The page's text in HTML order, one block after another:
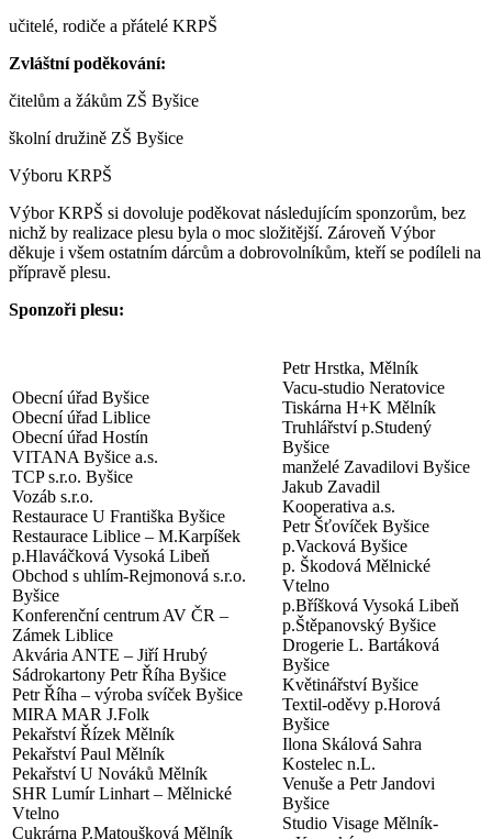
učitelé, rodiče a přátelé KRPŠ
Zvláštní poděkování:
čitelům a žákům ZŠ Byšice
školní družině ZŠ Byšice
Výboru KRPŠ
Výbor KRPŠ si dovoluje poděkovat následujícím sponzorům, bez
nichž by realizace plesu byla o moc složitější. Zároveň Výbor
děkuje i všem ostatním dárcům a dobrovolníkům, kteří se podíleli na
přípravě plesu.
Sponzoři plesu:
Obecní úřad Byšice
Obecní úřad Liblice
Obecní úřad Hostín
VITANA Byšice a.s.
TCP s.r.o. Byšice
Vozáb s.r.o.
Restaurace U Františka Byšice
Restaurace Liblice – M.Karpíšek
p.Hlaváčková Vysoká Libeň
Obchod s uhlím-Rejmonová s.r.o.
Byšice
Konferenční centrum AV ČR –
Zámek Liblice
Akvária ANTE – Jiří Hrubý
Sádrokartony Petr Říha Byšice
Petr Říha – výroba svíček Byšice
MIRA MAR J.Folk
Pekařství Řízek Mělník
Pekařství Paul Mělník
Pekařství U Nováků Mělník
SHR Lumír Linhart – Mělnické
Vtelno
Cukrárna P.Matoušková Mělník
Petr Hrstka, Mělník
Vacu-studio Neratovice
Tiskárna H+K Mělník
Truhlářství p.Studený
Byšice
manželé Zavadilovi Byšice
Jakub Zavadil
Kooperativa a.s.
Petr Šťovíček Byšice
p.Vacková Byšice
p. Škodová Mělnické
Vtelno
p.Bříšková Vysoká Libeň
p.Štěpanovský Byšice
Drogerie L. Bartáková
Byšice
Květinářství Byšice
Textil-oděvy p.Horová
Byšice
Ilona Skálová Sahra
Kostelec n.L.
Venuše a Petr Jandovi
Byšice
Studio Visage Mělník-